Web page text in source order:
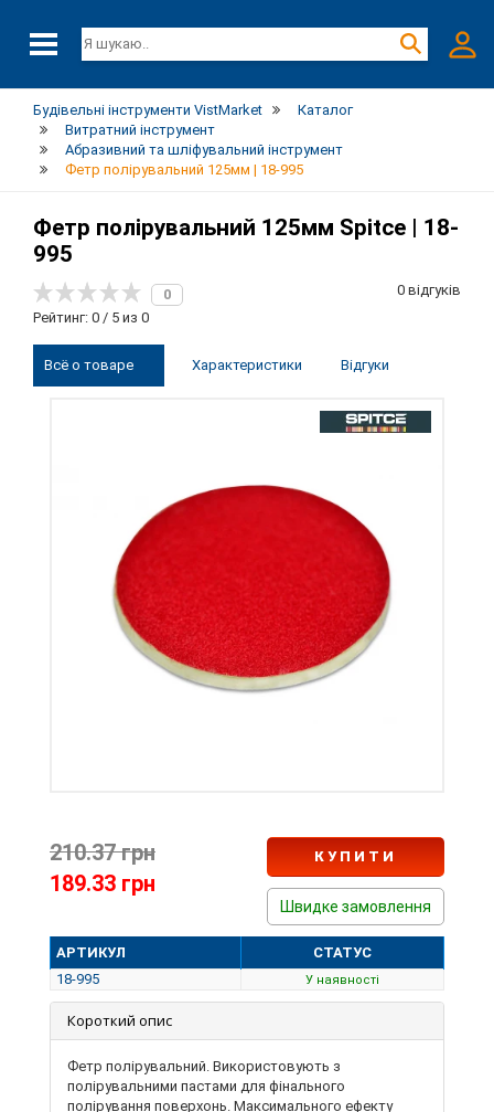
Будівельні інструменти VistMarket
Каталог
Витратний інструмент
Абразивний та шліфувальний інструмент
Фетр полірувальний 125мм | 18-995
Фетр полірувальний 125мм Spitce | 18-
995
0
Рейтинг: 0 / 5 из 0
0 відгуків
Всё о товаре Характеристики Відгуки
210.37 грн
189.33 грн
Швидке замовлення
КУПИТИ
АРТИКУЛ
СТАТУС
18-995
У наявності
Короткий опис
Фетр полірувальний. Використовують з
полірувальними пастами для фінального
полірування поверхонь. Максимального ефекту